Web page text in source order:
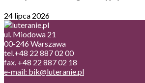
24 lipca 2026
ul. Miodowa 21
00-246 Warszawa
tel.+48 22 887 02 00
fax. +48 22 887 02 18
e-mail: bik@luteranie.pl